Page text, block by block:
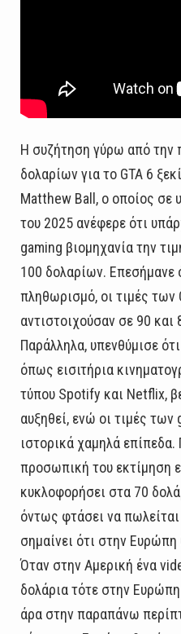
Η συζήτηση γύρω από την
δολαρίων για το GTA 6
Matthew Ball, ο οποίος σε
του 2025 ανέφερε ότι
gaming βιομηχανία την
100 δολαρίων. Επεσήμανε
πληθωρισμό, οι τιμές των
αντιστοιχούσαν σε 90 και
Παράλληλα, υπενθύμισε
όπως εισιτήρια
τύπου Spotify και Netflix,
αυξηθεί, ενώ οι τιμές των
ιστορικά χαμηλά επίπεδα.
προσωπική του εκτίμηση
κυκλοφορήσει στα 70
όντως φτάσει να
σημαίνει ότι στην
Όταν στην Αμερική ένα
δολάρια τότε στην
άρα στην παραπάνω